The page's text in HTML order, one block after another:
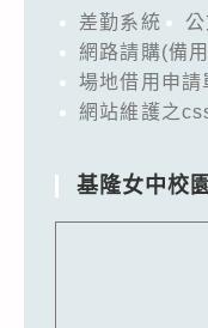
差勤系統
網路請購(備
場地借用申請
網站維護之
基隆女中校